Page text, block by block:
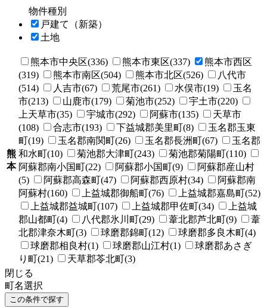
物件種別
戸建て（新築）
土地
熊
本
熊本市中央区(336) 熊本市東区(337)
熊本市西区
(319)
熊本市南区(504) 熊本市北区(526)
八代市
(514)
人吉市(67) 荒尾市(261) 水俣市(19)
玉名
市(213)
山鹿市(179) 菊池市(252)
宇土市(220)
上天草市(35)
宇城市(292) 阿蘇市(135)
天草市
(108)
合志市(193) 下益城郡美里町(8)
玉名郡玉東
町(19)
玉名郡南関町(26) 玉名郡長洲町(67)
玉名郡
和水町(10)
菊池郡大津町(243)
菊池郡菊陽町(110)
阿蘇郡南小国町(22)
阿蘇郡小国町(9)
阿蘇郡産山村
(5)
阿蘇郡高森町(47) 阿蘇郡西原村(34)
阿蘇郡南
阿蘇村(160)
上益城郡御船町(76)
上益城郡嘉島町(52)
上益城郡益城町(107)
上益城郡甲佐町(34)
上益城
郡山都町(4)
八代郡氷川町(29) 葦北郡芦北町(9)
葦
北郡津奈木町(3)
球磨郡錦町(12)
球磨郡多良木町(4)
球磨郡相良村(1)
球磨郡山江村(1)
球磨郡あさぎ
り町(21)
天草郡苓北町(3)
閉じる
町名選択